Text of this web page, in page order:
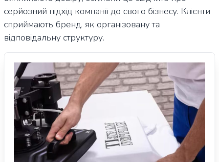
серйозний підхід компанії до свого бізнесу. Клієнти
сприймають бренд, як організовану та
відповідальну структуру.